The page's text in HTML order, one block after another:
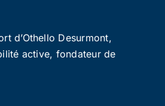
d’Othello Desurmont,
active, fondateur de